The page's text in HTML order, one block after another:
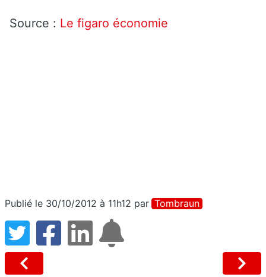
Source : Le figaro économie
Publié le 30/10/2012 à 11h12 par Tombraun